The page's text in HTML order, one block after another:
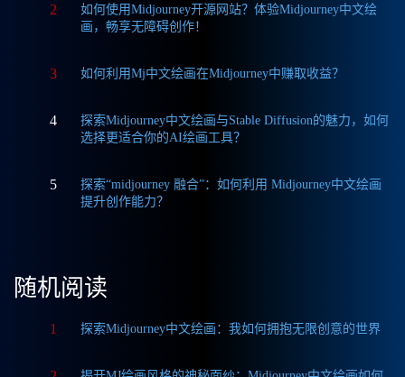
2
如何使用Midjourney开源网站？体验Midjourney中文绘
画，畅享无障碍创作！
3 如何利用Mj中文绘画在Midjourney中赚取收益？
4
探索Midjourney中文绘画与Stable Diffusion的魅力，如何
选择更适合你的AI绘画工具？
5
探索“midjourney 融合”：如何利用 Midjourney中文绘画
提升创作能力？
随机阅读
1 探索Midjourney中文绘画：我如何拥抱无限创意的世界